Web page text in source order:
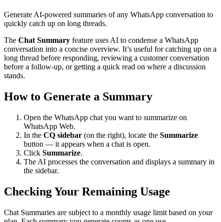
Generate AI-powered summaries of any WhatsApp conversation to
quickly catch up on long threads.
The Chat Summary feature uses AI to condense a WhatsApp
conversation into a concise overview. It’s useful for catching up on a
long thread before responding, reviewing a customer conversation
before a follow-up, or getting a quick read on where a discussion
stands.
How to Generate a Summary
Open the WhatsApp chat you want to summarize on
WhatsApp Web.
In the CQ sidebar (on the right), locate the Summarize
button — it appears when a chat is open.
Click Summarize.
The AI processes the conversation and displays a summary in
the sidebar.
Checking Your Remaining Usage
Chat Summaries are subject to a monthly usage limit based on your